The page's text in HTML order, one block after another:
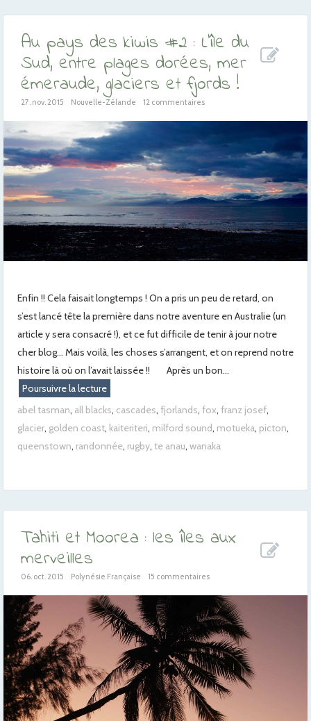
Au pays des kiwis #2 : L’île du
Sud, entre plages dorées, mer
émeraude, glaciers et fjords !
27. nov. 2015 Nouvelle-Zélande 12 commentaires
Enfin !! Cela faisait longtemps ! On a pris un peu de retard, on
s’est lancé tête la première dans notre aventure en Australie (un
article y sera consacré !), et ce fut difficile de tenir à jour notre
cher blog… Mais voilà, les choses s’arrangent, et on reprend notre
histoire là où on l’avait laissée !! Après un bon...
Poursuivre la lecture
abel tasman, all blacks, cascades, fjorlands, fox, franz josef,
glacier, golden coast, kaiteriteri, milford sound, motueka, picton,
queenstown, randonnée, rugby, te anau, wanaka
Tahiti et Moorea : les îles aux
merveilles
06. oct. 2015 Polynésie Française 15 commentaires